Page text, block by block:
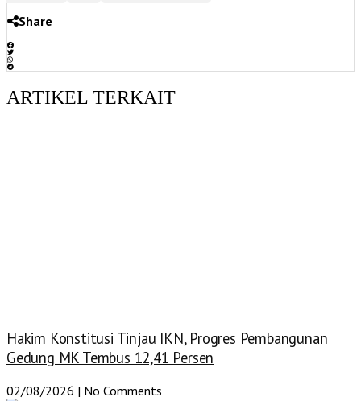
Share
ARTIKEL TERKAIT
Hakim Konstitusi Tinjau IKN, Progres Pembangunan
Gedung MK Tembus 12,41 Persen
02/08/2026 No Comments